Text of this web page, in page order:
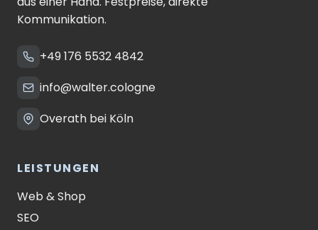
Kommunikation.
+49 176 5532 4842
info@walter.cologne
Overath bei Köln
LEISTUNGEN
Web & Shop
SEO